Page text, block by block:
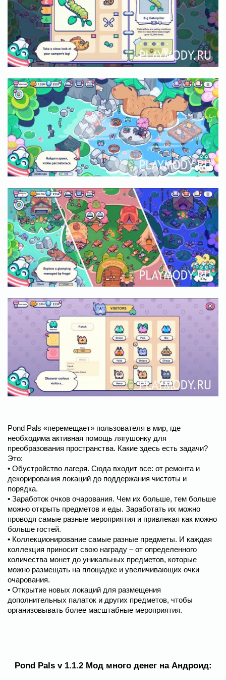
Pond Pals «перемещает» пользователя в мир, где
необходима активная помощь лягушонку для
преобразования пространства. Какие здесь есть задачи?
Это:
• Обустройство лагеря. Сюда входит все: от ремонта и
декорирования локаций до поддержания чистоты и
порядка.
• Заработок очков очарования. Чем их больше, тем больше
можно открыть предметов и еды. Заработать их можно
проводя самые разные мероприятия и привлекая как можно
больше гостей.
• Коллекционирование самые разные предметы. И каждая
коллекция приносит свою награду – от определенного
количества монет до уникальных предметов, которые
можно размещать на площадке и увеличивающих очки
очарования.
• Открытие новых локаций для размещения
дополнительных палаток и других предметов, чтобы
организовывать более масштабные мероприятия.
Pond Pals v 1.1.2 Мод много денег на Андроид: